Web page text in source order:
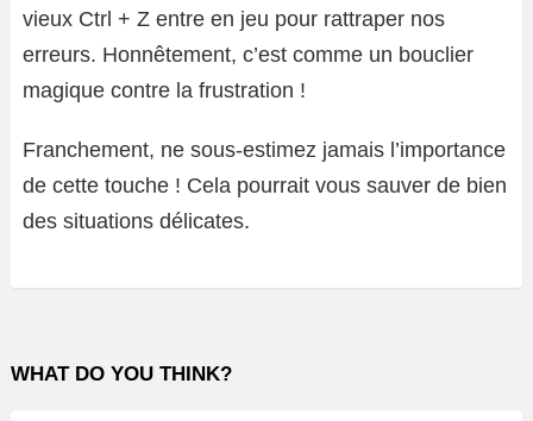
vieux Ctrl + Z entre en jeu pour rattraper nos
erreurs. Honnêtement, c’est comme un bouclier
magique contre la frustration !
Franchement, ne sous-estimez jamais l’importance
de cette touche ! Cela pourrait vous sauver de bien
des situations délicates.
WHAT DO YOU THINK?